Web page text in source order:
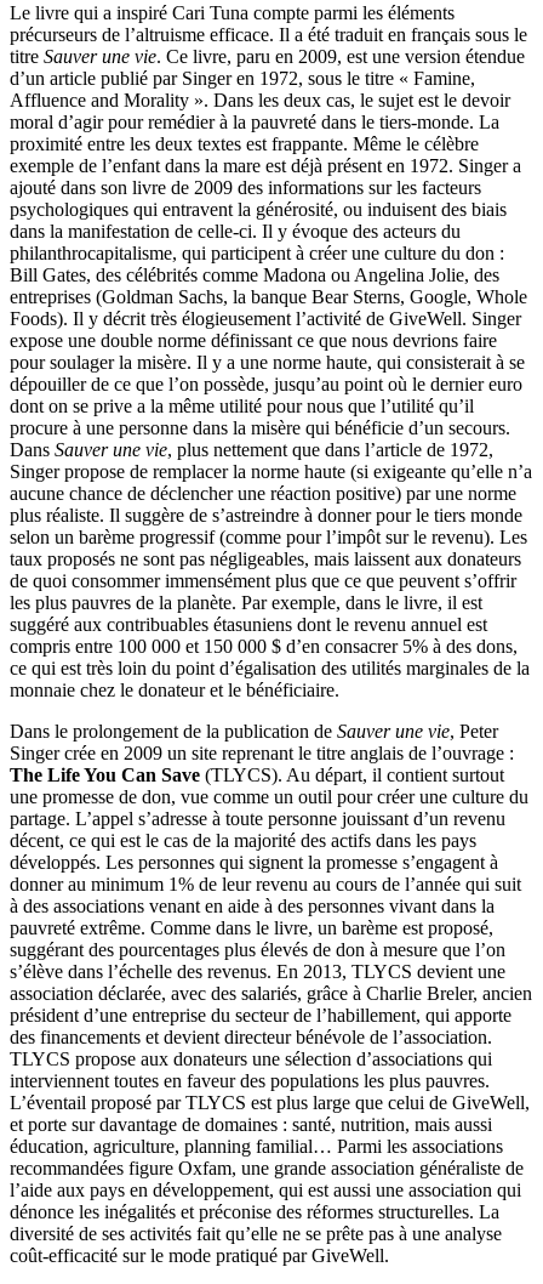
Le livre qui a inspiré Cari Tuna compte parmi les éléments
précurseurs de l’altruisme efficace. Il a été traduit en français sous le
titre Sauver une vie. Ce livre, paru en 2009, est une version étendue
d’un article publié par Singer en 1972, sous le titre « Famine,
Affluence and Morality ». Dans les deux cas, le sujet est le devoir
moral d’agir pour remédier à la pauvreté dans le tiers-monde. La
proximité entre les deux textes est frappante. Même le célèbre
exemple de l’enfant dans la mare est déjà présent en 1972. Singer a
ajouté dans son livre de 2009 des informations sur les facteurs
psychologiques qui entravent la générosité, ou induisent des biais
dans la manifestation de celle-ci. Il y évoque des acteurs du
philanthrocapitalisme, qui participent à créer une culture du don :
Bill Gates, des célébrités comme Madona ou Angelina Jolie, des
entreprises (Goldman Sachs, la banque Bear Sterns, Google, Whole
Foods). Il y décrit très élogieusement l’activité de GiveWell. Singer
expose une double norme définissant ce que nous devrions faire
pour soulager la misère. Il y a une norme haute, qui consisterait à se
dépouiller de ce que l’on possède, jusqu’au point où le dernier euro
dont on se prive a la même utilité pour nous que l’utilité qu’il
procure à une personne dans la misère qui bénéficie d’un secours.
Dans Sauver une vie, plus nettement que dans l’article de 1972,
Singer propose de remplacer la norme haute (si exigeante qu’elle n’a
aucune chance de déclencher une réaction positive) par une norme
plus réaliste. Il suggère de s’astreindre à donner pour le tiers monde
selon un barème progressif (comme pour l’impôt sur le revenu). Les
taux proposés ne sont pas négligeables, mais laissent aux donateurs
de quoi consommer immensément plus que ce que peuvent s’offrir
les plus pauvres de la planète. Par exemple, dans le livre, il est
suggéré aux contribuables étasuniens dont le revenu annuel est
compris entre 100 000 et 150 000 $ d’en consacrer 5% à des dons,
ce qui est très loin du point d’égalisation des utilités marginales de la
monnaie chez le donateur et le bénéficiaire.
Dans le prolongement de la publication de Sauver une vie, Peter
Singer crée en 2009 un site reprenant le titre anglais de l’ouvrage :
The Life You Can Save (TLYCS). Au départ, il contient surtout
une promesse de don, vue comme un outil pour créer une culture du
partage. L’appel s’adresse à toute personne jouissant d’un revenu
décent, ce qui est le cas de la majorité des actifs dans les pays
développés. Les personnes qui signent la promesse s’engagent à
donner au minimum 1% de leur revenu au cours de l’année qui suit
à des associations venant en aide à des personnes vivant dans la
pauvreté extrême. Comme dans le livre, un barème est proposé,
suggérant des pourcentages plus élevés de don à mesure que l’on
s’élève dans l’échelle des revenus. En 2013, TLYCS devient une
association déclarée, avec des salariés, grâce à Charlie Breler, ancien
président d’une entreprise du secteur de l’habillement, qui apporte
des financements et devient directeur bénévole de l’association.
TLYCS propose aux donateurs une sélection d’associations qui
interviennent toutes en faveur des populations les plus pauvres.
L’éventail proposé par TLYCS est plus large que celui de GiveWell,
et porte sur davantage de domaines : santé, nutrition, mais aussi
éducation, agriculture, planning familial… Parmi les associations
recommandées figure Oxfam, une grande association généraliste de
l’aide aux pays en développement, qui est aussi une association qui
dénonce les inégalités et préconise des réformes structurelles. La
diversité de ses activités fait qu’elle ne se prête pas à une analyse
coût-efficacité sur le mode pratiqué par GiveWell.